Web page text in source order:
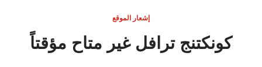
إشعار الموقع
كونكتنج ترافل غير متاح مؤقتاً